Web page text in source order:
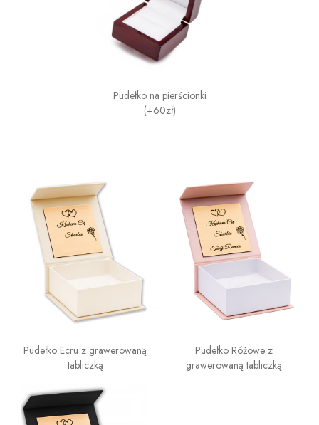
Pudełko na pierścionki
(+60zł)
Pudełko Ecru z grawerowaną
tabliczką
Pudełko Różowe z
grawerowaną tabliczką